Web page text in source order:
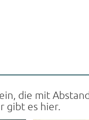
die mit
gibt es hier.